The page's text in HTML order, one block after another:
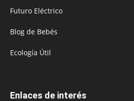
Futuro Eléctrico
Blog de Bebés
Ecología Útil
Enlaces de interés